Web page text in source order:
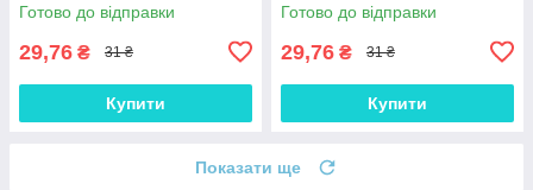
Готово до відправки
29,76 ₴ 31 ₴
Купити
Готово до відправки
29,76 ₴ 31 ₴
Купити
Показати ще